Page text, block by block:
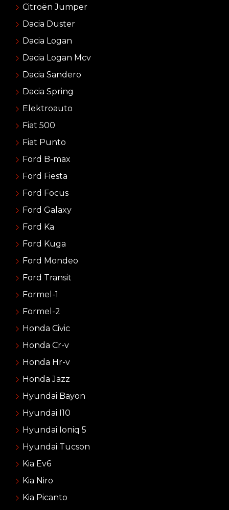
Citroën Jumper
Dacia Duster
Dacia Logan
Dacia Logan Mcv
Dacia Sandero
Dacia Spring
Elektroauto
Fiat 500
Fiat Punto
Ford B-max
Ford Fiesta
Ford Focus
Ford Galaxy
Ford Ka
Ford Kuga
Ford Mondeo
Ford Transit
Formel-1
Formel-2
Honda Civic
Honda Cr-v
Honda Hr-v
Honda Jazz
Hyundai Bayon
Hyundai I10
Hyundai Ioniq 5
Hyundai Tucson
Kia Ev6
Kia Niro
Kia Picanto